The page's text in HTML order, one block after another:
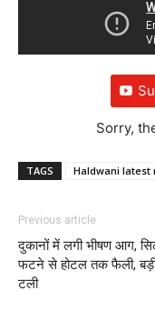
Sorry,
TAGS Haldwani latest
Previous article
दुकानों में लगी भीषण आग,
फटने से होटल तक फैली, बड़ी
टली